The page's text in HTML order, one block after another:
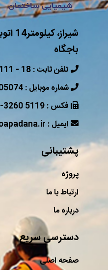
باجگاه
پشتیبانی
پروژه
ارتباط با ما
درباره ما
دسترسی سریع
صفحه اصلی